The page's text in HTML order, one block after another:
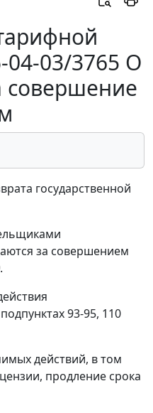
04-03/3765 О
совершение
государственной
за совершением
93-95, 110
действий, в том
продление срока